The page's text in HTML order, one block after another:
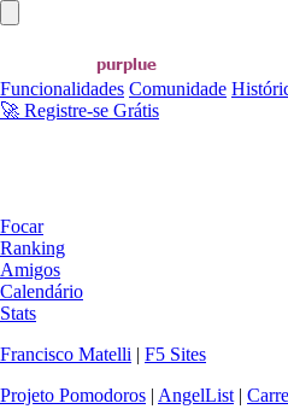
Funcionalidades Comunidade
🚀 Registre-se Grátis
Focar
Ranking
Amigos
Calendário
Stats
Francisco Matelli | F5 Sites
Projeto Pomodoros | AngelList |